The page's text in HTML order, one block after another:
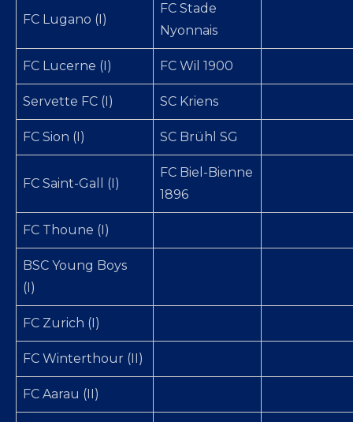
FC Lugano (I)
FC Stade
Nyonnais
FC Lucerne (I) FC Wil 1900
Servette FC (I) SC Kriens
FC Sion (I) SC Brühl SG
FC Saint-Gall (I)
FC Biel-Bienne
1896
FC Thoune (I)
BSC Young Boys
(I)
FC Zurich (I)
FC Winterthour (II)
FC Aarau (II)